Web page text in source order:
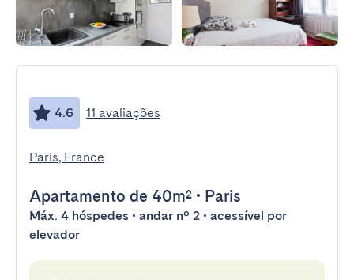
4.6 11 avaliações
Paris, France
Apartamento de 40m² • Paris
Máx. 4 hóspedes • andar nº 2 • acessível por
elevador